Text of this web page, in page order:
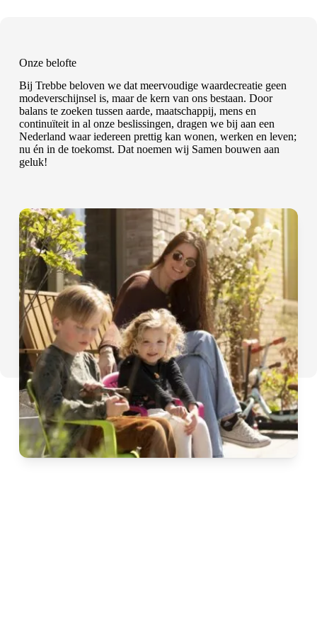
Onze belofte
Bij Trebbe beloven we dat meervoudige waardecreatie geen
modeverschijnsel is, maar de kern van ons bestaan. Door
balans te zoeken tussen aarde, maatschappij, mens en
continuïteit in al onze beslissingen, dragen we bij aan een
Nederland waar iedereen prettig kan wonen, werken en leven;
nu én in de toekomst. Dat noemen wij Samen bouwen aan
geluk!